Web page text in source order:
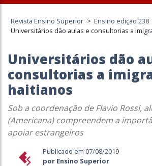
Revista Ensino Superior > Ensino edição 238
Universitários dão aulas e consultorias a
Universitários dão
consultorias a
haitianos
Sob a coordenação de Flavio Rossi,
(Americana) compreendem a
apoiar estrangeiros
Publicado em 07/08/2019
por Ensino Superior